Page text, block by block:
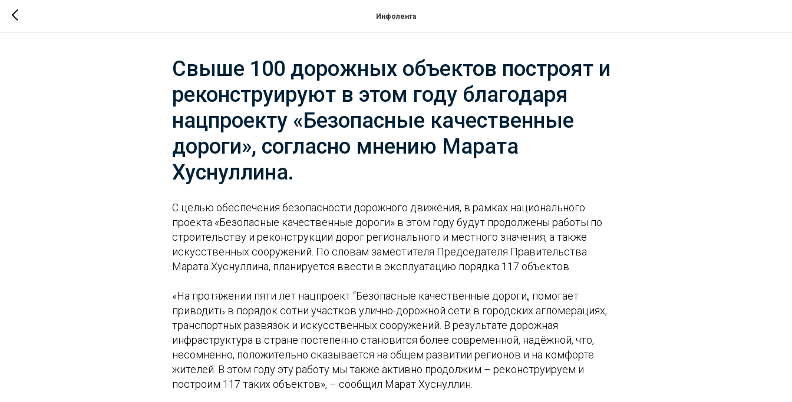
Инфолента
Свыше 100 дорожных объектов построят и
реконструируют в этом году благодаря
нацпроекту «Безопасные качественные
дороги», согласно мнению Марата
Хуснуллина.
С целью обеспечения безопасности дорожного движения, в рамках национального
проекта «Безопасные качественные дороги» в этом году будут продолжены работы по
строительству и реконструкции дорог регионального и местного значения, а также
искусственных сооружений. По словам заместителя Председателя Правительства
Марата Хуснуллина, планируется ввести в эксплуатацию порядка 117 объектов.
«На протяжении пяти лет нацпроект “Безопасные качественные дороги„ помогает
приводить в порядок сотни участков улично-дорожной сети в городских агломерациях,
транспортных развязок и искусственных сооружений. В результате дорожная
инфраструктура в стране постепенно становится более современной, надёжной, что,
несомненно, положительно сказывается на общем развитии регионов и на комфорте
жителей. В этом году эту работу мы также активно продолжим – реконструируем и
построим 117 таких объектов», – сообщил Марат Хуснуллин.